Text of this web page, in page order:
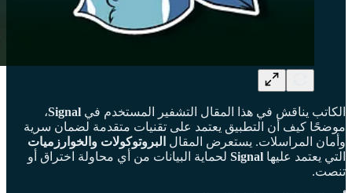
الكاتب يناقش في هذا المقال التشفير المستخدم في Signal،
موضحًا كيف أن التطبيق يعتمد على تقنيات متقدمة لضمان سرية
وأمان المراسلات. يستعرض المقال البروتوكولات والخوارزميات
التي يعتمد عليها Signal لحماية البيانات من أي محاولة اختراق أو
تنصت.